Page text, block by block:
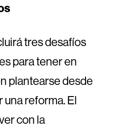
tres desafíos
para tener en
plantearse desde
reforma. El
con la